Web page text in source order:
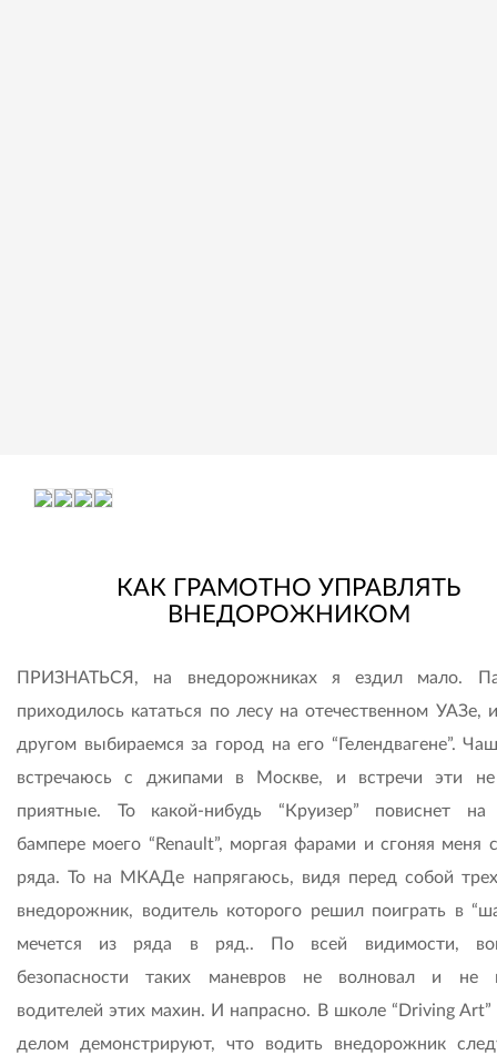
КАК ГРАМОТНО УПРАВЛЯТЬ
ВНЕДОРОЖНИКОМ
ПРИЗНАТЬСЯ, на внедорожниках я ездил мало.
приходилось кататься по лесу на отечественном УАЗе,
другом выбираемся за город на его “Гелендвагене”.
встречаюсь с джипами в Москве, и встречи эти не
приятные. То какой-нибудь “Круизер” повиснет на
бампере моего “Renault”, моргая фарами и сгоняя меня
ряда. То на МКАДе напрягаюсь, видя перед собой
внедорожник, водитель которого решил поиграть в
мечется из ряда в ряд.. По всей видимости,
безопасности таких маневров не волновал и не
водителей этих махин. И напрасно. В школе “Driving
делом демонстрируют, что водить внедорожник